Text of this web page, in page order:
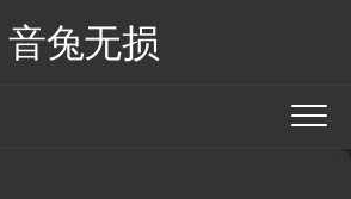
音兔无损